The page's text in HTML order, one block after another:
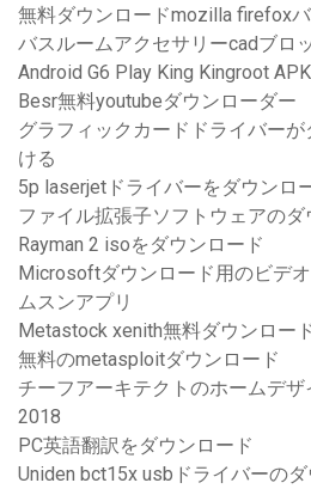
無料ダウンロードmozilla firefox
バスルームアクセサリーcadブロ
Android G6 Play King Kingroot
Besr無料youtubeダウンローダー
グラフィックカードドライバー
ける
5p laserjetドライバーをダウンロ
ファイル拡張子ソフトウェアのダ
Rayman 2 isoをダウンロード
Microsoftダウンロード用のビデ
ムスンアプリ
Metastock xenith無料ダウンロー
無料のmetasploitダウンロード
チーフアーキテクトのホームデ
2018
PC英語翻訳をダウンロード
Uniden bct15x usbドライバーの